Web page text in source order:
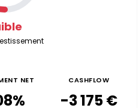
NET CASHFLOW
-3 175 €